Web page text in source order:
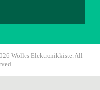
Wolles Elektronikkiste. All